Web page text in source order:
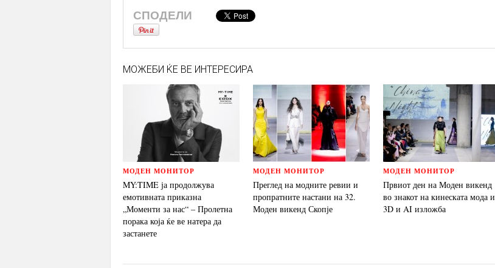
СПОДЕЛИ
МОЖЕБИ ЌЕ ВЕ ИНТЕРЕСИРА
МОДЕН МОНИТОР
MY:TIME ја продолжува
емотивната приказна
„Моменти за нас“ – Пролетна
порака која ќе ве натера да
застанете
МОДЕН МОНИТОР
Преглед на модните ревии и
пропратните настани на 32.
Моден викенд Скопје
МОДЕН МОНИТОР
Првиот ден на Моден викенд
во знакот на кинеската мода и
3D и AI изложба